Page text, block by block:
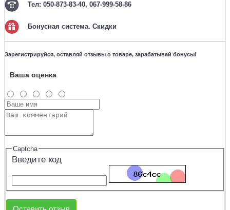
Тел: 050-873-83-40, 067-999-58-86
Бонусная система. Скидки
Зарегистрируйся, оставляй отзывы о товаре, зарабатывай бонусы!
Ваша оценка
Captcha
Введите код